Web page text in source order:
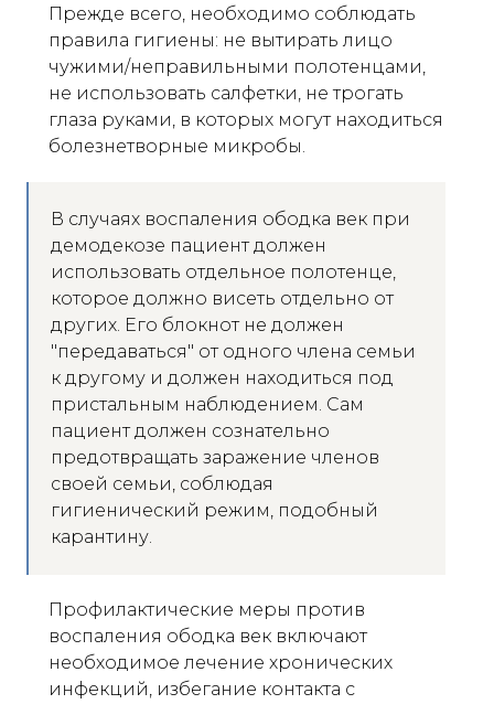
Прежде всего, необходимо соблюдать
правила гигиены: не вытирать лицо
чужими/неправильными полотенцами,
не использовать салфетки, не трогать
глаза руками, в которых могут находиться
болезнетворные микробы.
В случаях воспаления ободка век при
демодекозе пациент должен
использовать отдельное полотенце,
которое должно висеть отдельно от
других. Его блокнот не должен
"передаваться" от одного члена семьи
к другому и должен находиться под
пристальным наблюдением. Сам
пациент должен сознательно
предотвращать заражение членов
своей семьи, соблюдая
гигиенический режим, подобный
карантину.
Профилактические меры против
воспаления ободка век включают
необходимое лечение хронических
инфекций, избегание контакта с